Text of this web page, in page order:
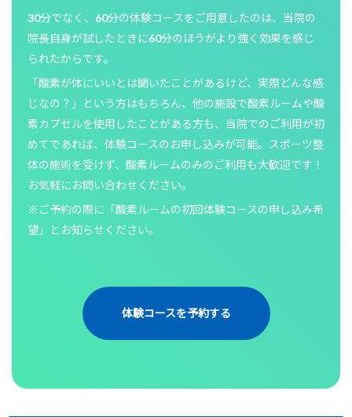
30分でなく、60分の体験コースをご用意したのは、当院の
院長自身が試したときに60分のほうがより強く効果を感じ
られたからです。
「酸素が体にいいとは聞いたことがあるけど、実際どんな感
じなの？」という方はもちろん、他の施設で酸素ルームや酸
素カプセルを使用したことがある方も、当院でのご利用が初
めてであれば、体験コースのお申し込みが可能。スポーツ整
体の施術を受けず、酸素ルームのみのご利用も大歓迎です！
お気軽にお問い合わせください。
※ご予約の際に「酸素ルームの初回体験コースの申し込み希
望」とお知らせください。
体験コースを予約する